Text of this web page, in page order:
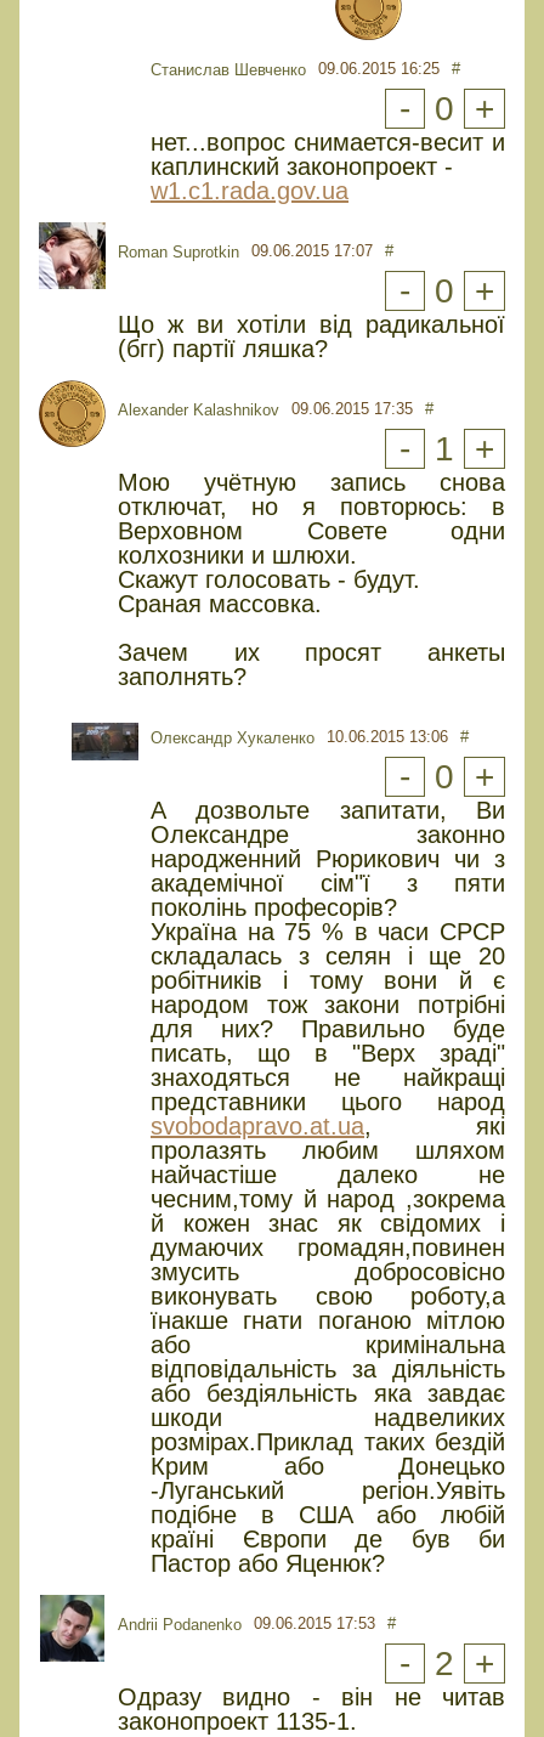
Cтанислав Шевченко 09.06.2015 16:25 #
- 0 +
нет...вопрос снимается-весит и
каплинский законопроект -
w1.c1.rada.gov.ua
Roman Suprotkin 09.06.2015 17:07 #
- 0 +
Що ж ви хотіли від радикальної
(бгг) партії ляшка?
Alexander Kalashnikov 09.06.2015 17:35 #
- 1 +
Мою учётную запись снова
отключат, но я повторюсь: в
Верховном Совете одни
колхозники и шлюхи.
Скажут голосовать - будут.
Сраная массовка.
Зачем их просят анкеты
заполнять?
Олександр Хукаленко 10.06.2015 13:06 #
- 0 +
А дозвольте запитати, Ви
Олександре законно
народженний Рюрикович чи з
академічної сім"ї з пяти
поколінь професорів?
Україна на 75 % в часи СРСР
складалась з селян і ще 20
робітників і тому вони й є
народом тож закони потрібні
для них? Правильно буде
писать, що в "Верх зраді"
знаходяться не найкращі
представники цього народ
svobodapravo.at.ua, які
пролазять любим шляхом
найчастіше далеко не
чесним,тому й народ ,зокрема
й кожен знас як свідомих і
думаючих громадян,повинен
змусить добросовісно
виконувать свою роботу,а
їнакше гнати поганою мітлою
або кримінальна
відповідальність за діяльність
або бездіяльність яка завдає
шкоди надвеликих
розмірах.Приклад таких бездій
Крим або Донецько
-Луганський регіон.Уявіть
подібне в США або любій
країні Європи де був би
Пастор або Яценюк?
Andrii Podanenko 09.06.2015 17:53 #
- 2 +
Одразу видно - він не читав
законопроект 1135-1.